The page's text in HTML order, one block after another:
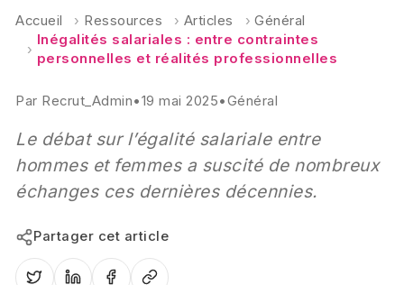
Accueil › Ressources › Articles › Général
›
Inégalités salariales : entre contraintes
personnelles et réalités professionnelles
Par Recrut_Admin•19 mai 2025•Général
Le débat sur l’égalité salariale entre
hommes et femmes a suscité de nombreux
échanges ces dernières décennies.
Partager cet article